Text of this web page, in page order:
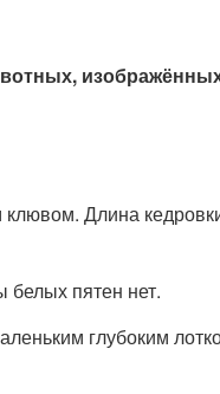
Длина
белых пятен нет.
глубоким